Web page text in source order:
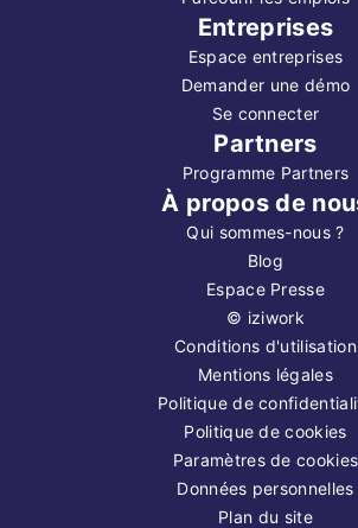
Entreprises
Espace entreprises
Demander une démo
Se connecter
Partners
Programme Partners
À propos de
Qui sommes-nous ?
Blog
Espace Presse
© iziwork
Conditions d'utilisation
Mentions légales
Politique de
Politique de cookies
Paramètres de cookies
Données personnelles
Plan du site